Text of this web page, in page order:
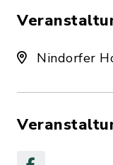
Nindorfer